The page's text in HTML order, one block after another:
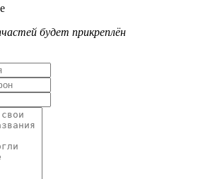
будет прикреплён